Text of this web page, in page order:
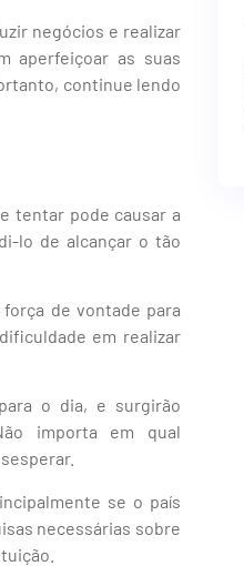
negócios e realizar
aperfeiçoar as suas
continue lendo
tentar pode causar a
lo de alcançar o tão
de vontade para
em realizar
o dia, e surgirão
importa em qual
se o país
necessárias sobre